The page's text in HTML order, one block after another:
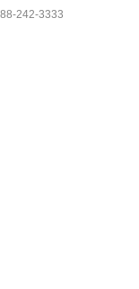
242-3333